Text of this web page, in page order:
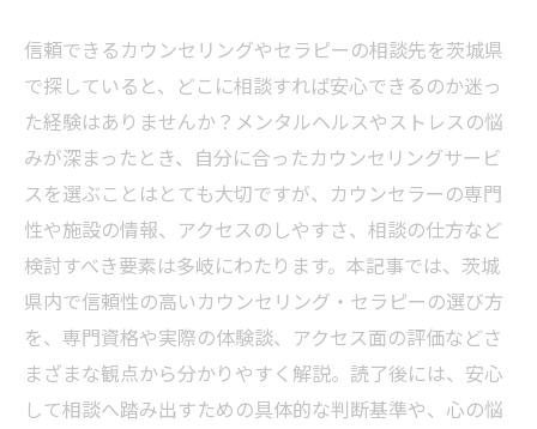
信頼できるカウンセリングやセラピーの相談先を茨城県
で探していると、どこに相談すれば安心できるのか迷っ
た経験はありませんか？メンタルヘルスやストレスの悩
みが深まったとき、自分に合ったカウンセリングサービ
スを選ぶことはとても大切ですが、カウンセラーの専門
性や施設の情報、アクセスのしやすさ、相談の仕方など
検討すべき要素は多岐にわたります。本記事では、茨城
県内で信頼性の高いカウンセリング・セラピーの選び方
を、専門資格や実際の体験談、アクセス面の評価などさ
まざまな観点から分かりやすく解説。読了後には、安心
して相談へ踏み出すための具体的な判断基準や、心の悩